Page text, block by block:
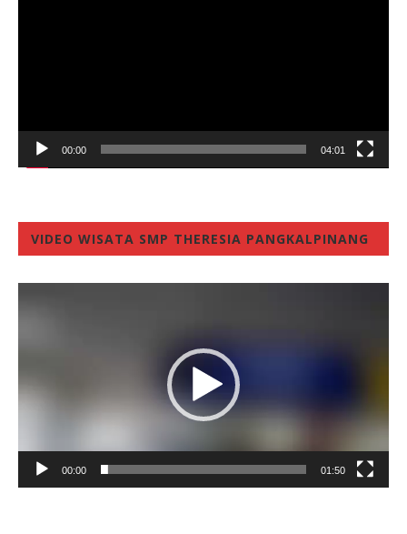
00:00 04:01
VIDEO WISATA SMP THERESIA PANGKALPINANG
00:00 01:50